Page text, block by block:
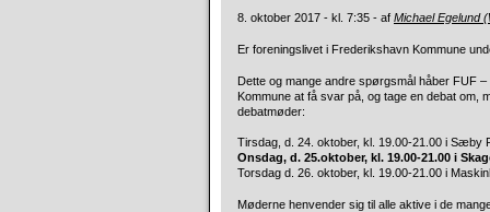
8. oktober 2017 - kl. 7:35 - af Michael Egelund
Er foreningslivet i Frederikshavn Kommune
Dette og mange andre spørgsmål håber FUF
Kommune at få svar på, og tage en debat om,
debatmøder:
Tirsdag, d. 24. oktober, kl. 19.00-21.00 i Sæby
Onsdag, d. 25.oktober, kl. 19.00-21.00 i
Torsdag d. 26. oktober, kl. 19.00-21.00 i
Møderne henvender sig til alle aktive i de